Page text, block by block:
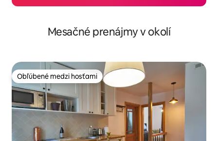
Mesačné prenájmy v okolí
Obľúbené medzi hosťami
Obľúbené medzi hosťami